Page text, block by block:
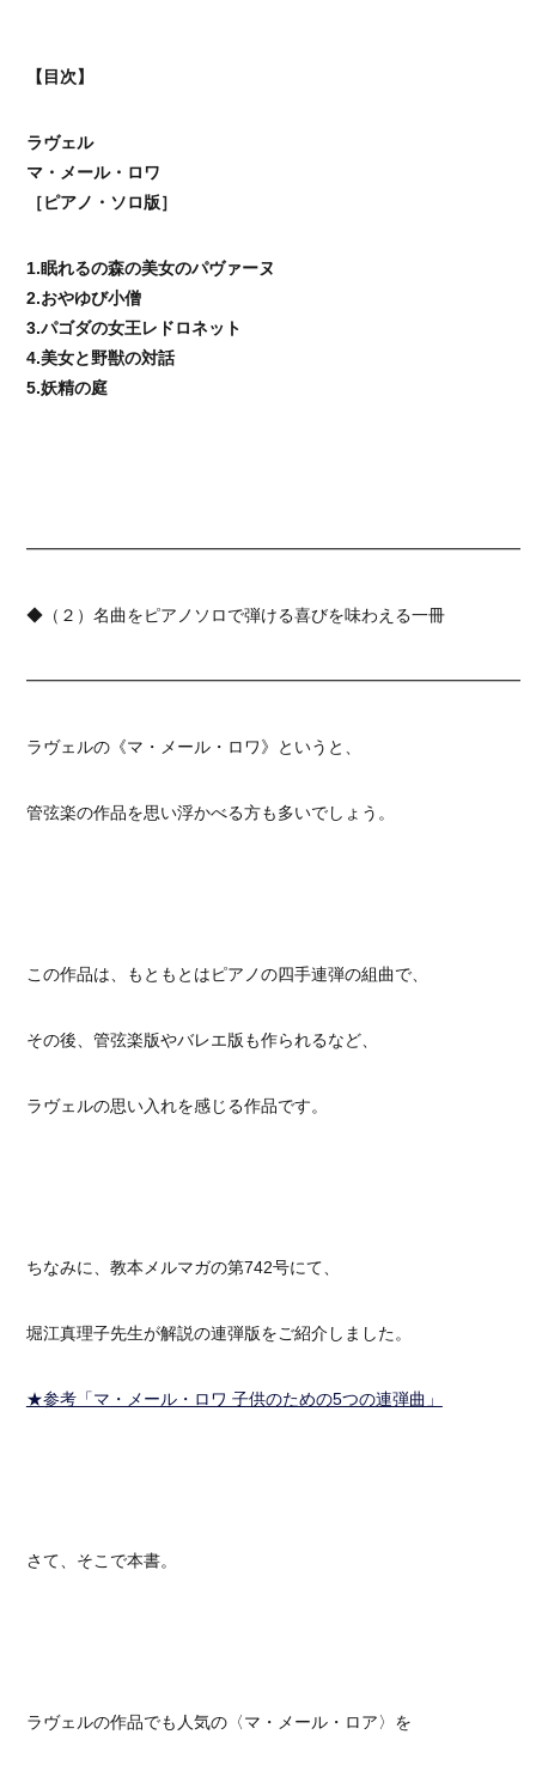
【目次】
ラヴェル
マ・メール・ロワ
［ピアノ・ソロ版］
1.眠れるの森の美女のパヴァーヌ
2.おやゆび小僧
3.パゴダの女王レドロネット
4.美女と野獣の対話
5.妖精の庭
◆（２）名曲をピアノソロで弾ける喜びを味わえる一冊
ラヴェルの《マ・メール・ロワ》というと、
管弦楽の作品を思い浮かべる方も多いでしょう。
この作品は、もともとはピアノの四手連弾の組曲で、
その後、管弦楽版やバレエ版も作られるなど、
ラヴェルの思い入れを感じる作品です。
ちなみに、教本メルマガの第742号にて、
堀江真理子先生が解説の連弾版をご紹介しました。
★参考「マ・メール・ロワ 子供のための5つの連弾曲」
さて、そこで本書。
ラヴェルの作品でも人気の〈マ・メール・ロア〉を